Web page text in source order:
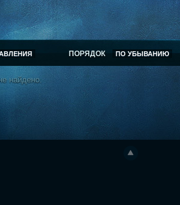
ПОРЯДОК ПО УБЫВАНИЮ
найдено.